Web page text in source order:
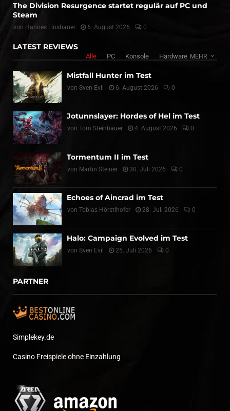
The Division Resurgence startet regulär auf PC und
Steam
von Hannes Linsbauer 6. August 2026 0
LATEST REVIEWS
Alle PC Konsole Hardware MEHR
Mistfall Hunter im Test
von Sven Evil 6. August 2026 0
Jotunnslayer: Hordes of Hel im Test
von Tom Steinbauer 4. August 2026 0
Tormentum II im Test
von Martin Steiner 30. Juli 2026 0
Echoes of Aincrad im Test
von Tobias Hörstlhofer 28. Juli 2026 0
Halo: Campaign Evolved im Test
von Sven Evil 25. Juli 2026 0
PARTNER
Simplekey.de
Casino Freispiele ohne Einzahlung